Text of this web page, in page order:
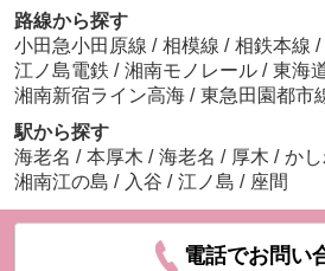
路線から探す
小田急小田原線 / 相模線 / 相鉄本線 /
江ノ島電鉄 / 湘南モノレール / 東海
湘南新宿ライン高海 / 東急田園都市
駅から探す
海老名 / 本厚木 / 海老名 / 厚木 / か
湘南江の島 / 入谷 / 江ノ島 / 座間
電話でお問い